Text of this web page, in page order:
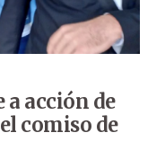
acción de
comiso de